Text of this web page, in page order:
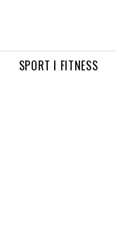
SPORT I FITNESS